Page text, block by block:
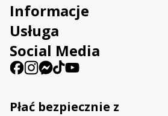
Informacje
Usługa
Social Media
Płać bezpiecznie z